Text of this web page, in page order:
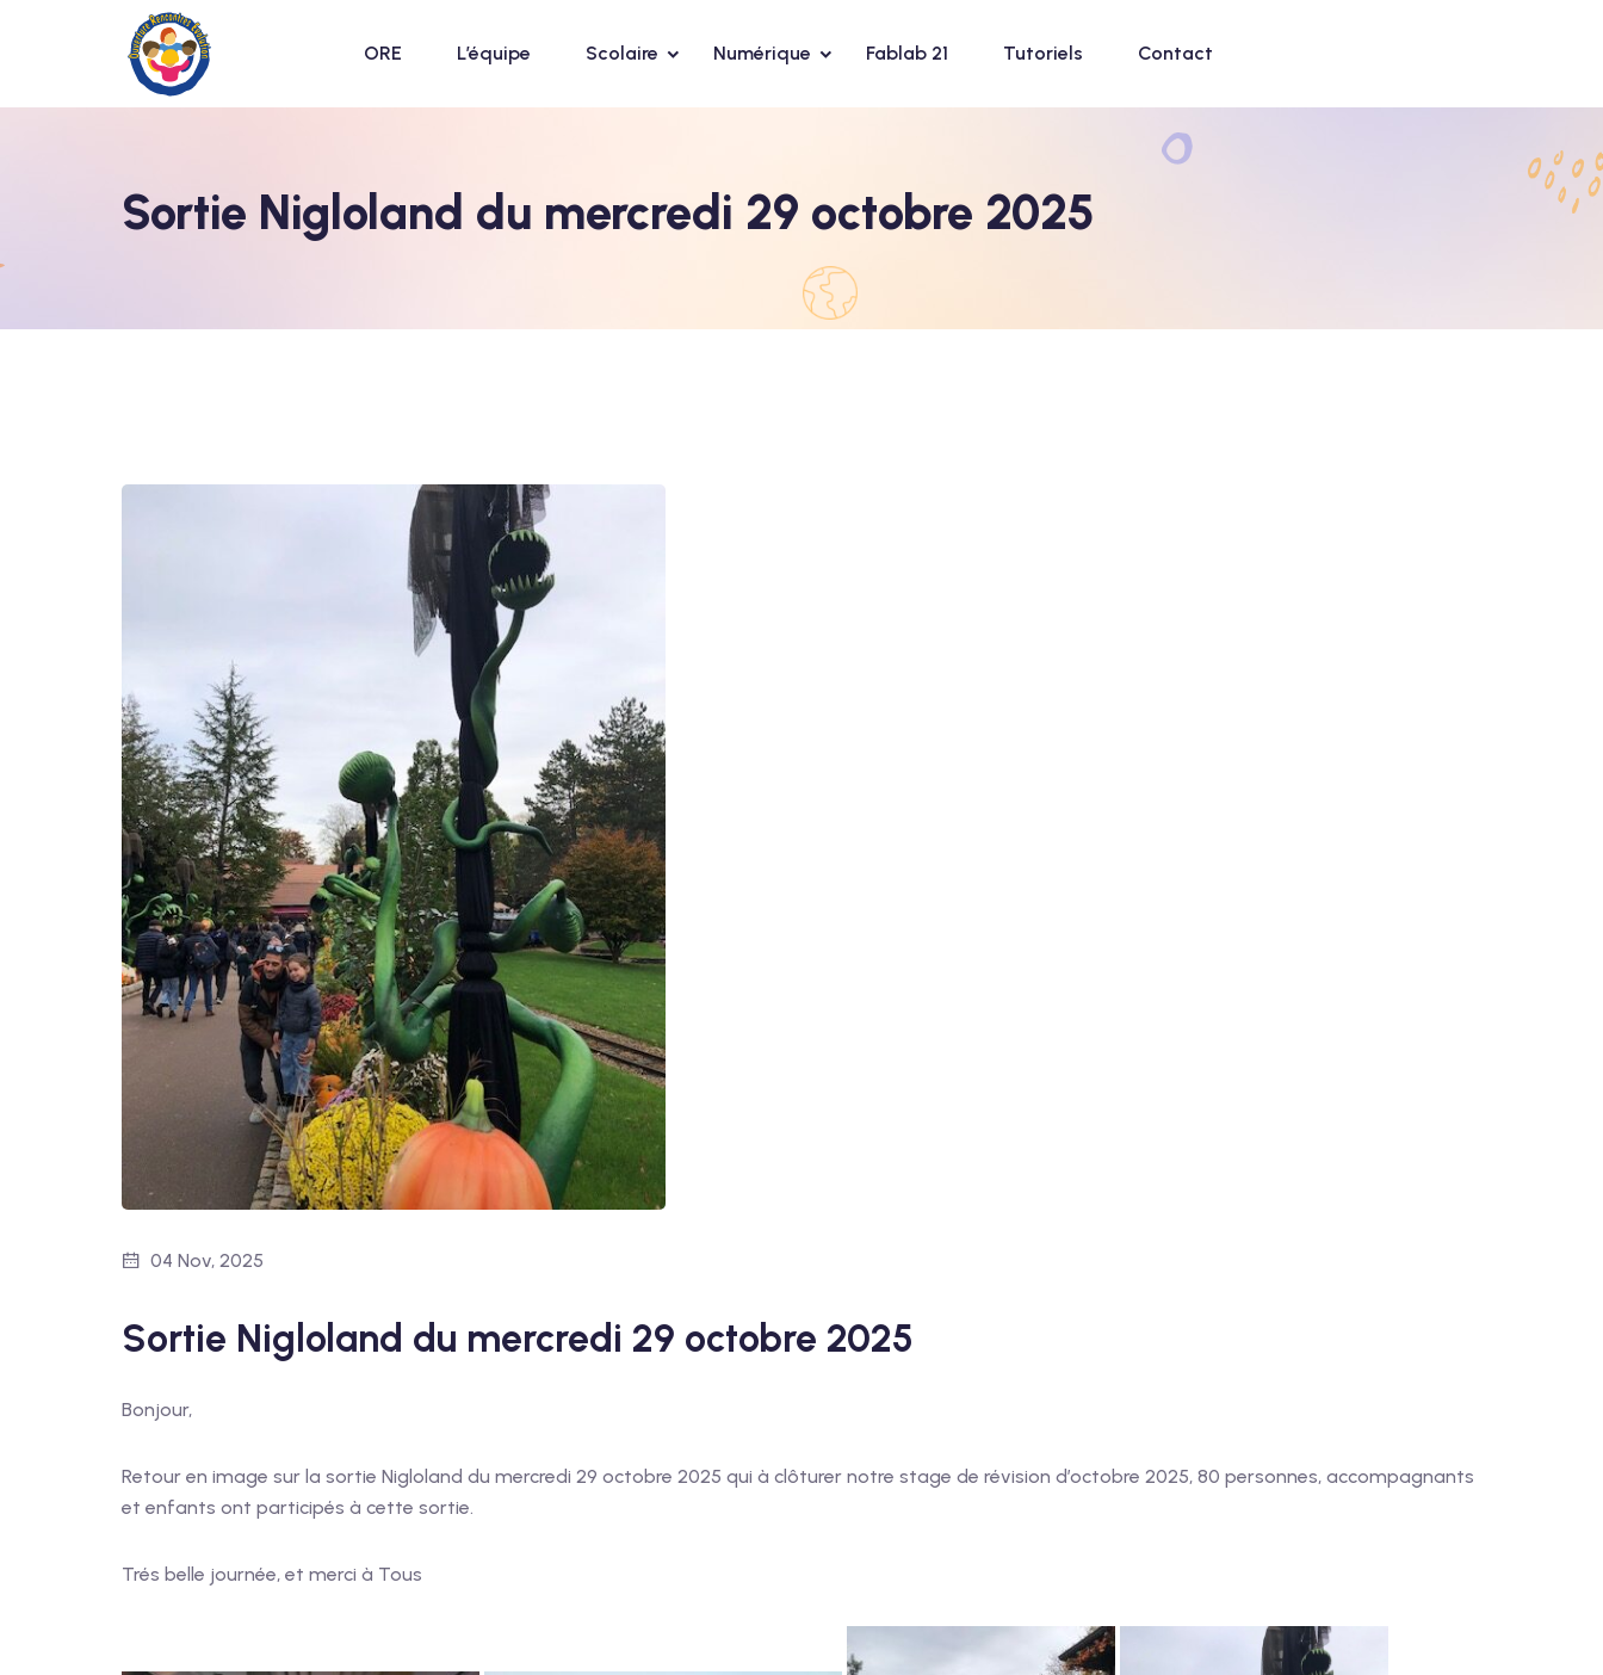
ORE L’équipe Scolaire Numérique Fablab 21 Tutoriels Contact
Sortie Nigloland du mercredi 29 octobre 2025
04 Nov, 2025
Sortie Nigloland du mercredi 29 octobre 2025
Bonjour,
Retour en image sur la sortie Nigloland du mercredi 29 octobre 2025 qui à clôturer notre stage de révision d’octobre 2025, 80 personnes, accompagnants
et enfants ont participés à cette sortie.
Trés belle journée, et merci à Tous